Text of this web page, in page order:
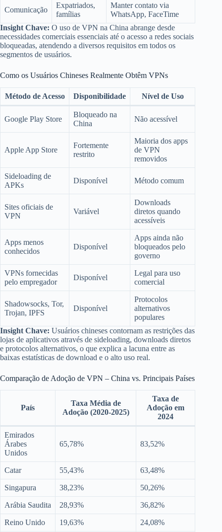
Comunicação
Expatriados,
famílias
Manter contato via
WhatsApp, FaceTime
Insight Chave: O uso de VPN na China abrange desde
necessidades comerciais essenciais até o acesso a redes sociais
bloqueadas, atendendo a diversos requisitos em todos os
segmentos de usuários.
Como os Usuários Chineses Realmente Obtêm VPNs
Método de Acesso Disponibilidade Nível de Uso
Google Play Store
Bloqueado na
China
Não acessível
Apple App Store
Fortemente
restrito
Maioria dos apps
de VPN
removidos
Sideloading de
APKs
Disponível Método comum
Sites oficiais de
VPN
Variável
Downloads
diretos quando
acessíveis
Apps menos
conhecidos
Disponível
Apps ainda não
bloqueados pelo
governo
VPNs fornecidas
pelo empregador
Disponível
Legal para uso
comercial
Shadowsocks, Tor,
Trojan, IPFS
Disponível
Protocolos
alternativos
populares
Insight Chave: Usuários chineses contornam as restrições das
lojas de aplicativos através de sideloading, downloads diretos
e protocolos alternativos, o que explica a lacuna entre as
baixas estatísticas de download e o alto uso real.
Comparação de Adoção de VPN – China vs. Principais Países
País
Taxa Média de
Adoção (2020-2025)
Taxa de
Adoção em
2024
Emirados
Árabes
Unidos
65,78% 83,52%
Catar 55,43% 63,48%
Singapura 38,23% 50,26%
Arábia Saudita 28,93% 36,82%
Reino Unido 19,63% 24,08%